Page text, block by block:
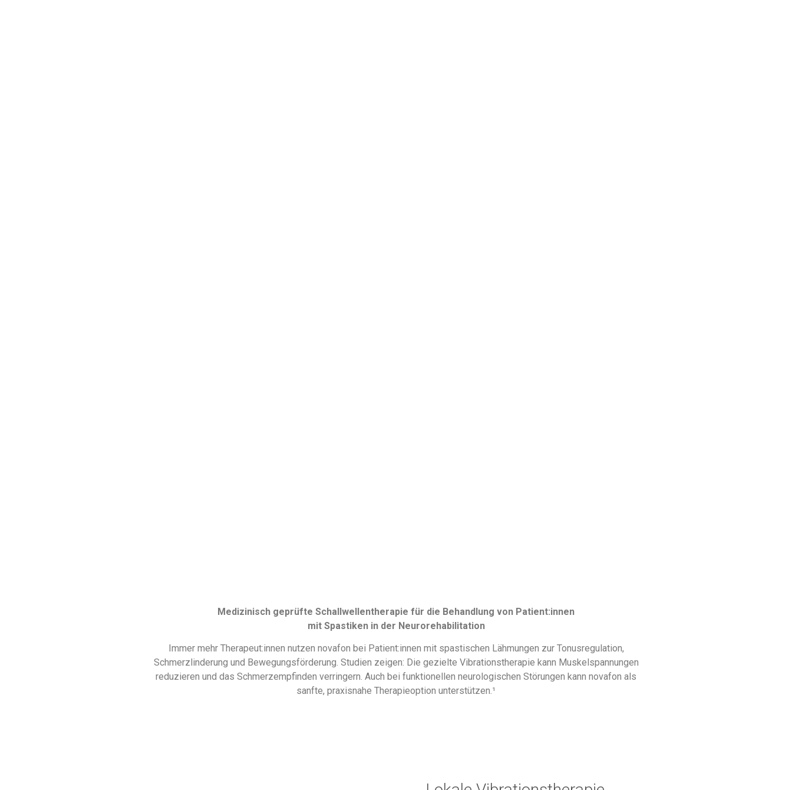
Medizinisch geprüfte Schallwellentherapie für die Behandlung von Patient:innen
mit Spastiken in der Neurorehabilitation
Immer mehr Therapeut:innen nutzen novafon bei Patient:innen mit spastischen Lähmungen zur Tonusregulation,
Schmerzlinderung und Bewegungsförderung. Studien zeigen: Die gezielte Vibrationstherapie kann Muskelspannungen
reduzieren und das Schmerzempfinden verringern. Auch bei funktionellen neurologischen Störungen kann novafon als
sanfte, praxisnahe Therapieoption unterstützen.¹